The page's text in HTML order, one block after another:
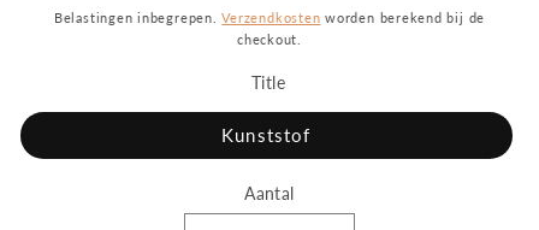
prijs
Belastingen inbegrepen.Verzendkosten worden berekend bij de
checkout.
Title
Kunststof
Aantal